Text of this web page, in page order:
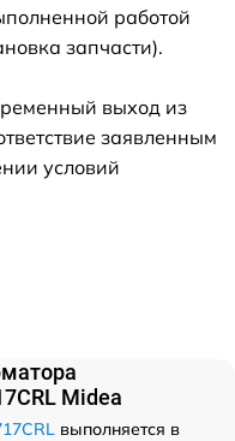
работой
запчасти).
выход из
заявленным
условий
Midea
выполняется в